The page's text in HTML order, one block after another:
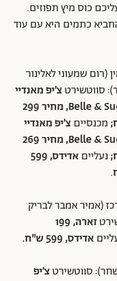
כוס מיץ תפוזים.
כתמים היא עם עוד
(רום שמעוני לאלינור
סווטשירטצ׳יפ מאנדיי
299
מכנסיים צ׳יפ מאנדיי
269
נעלייםאדידס,599
.
(אמיר אמבר לבריק
זארה,199
אדידס,599 ש"ח.
סווטשירטצ׳יפ